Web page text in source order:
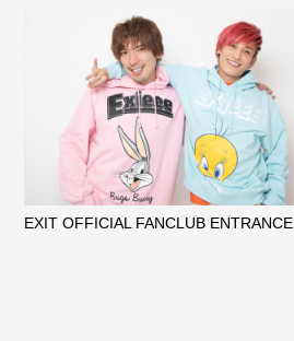
EXIT OFFICIAL FANCLUB ENTRANCE